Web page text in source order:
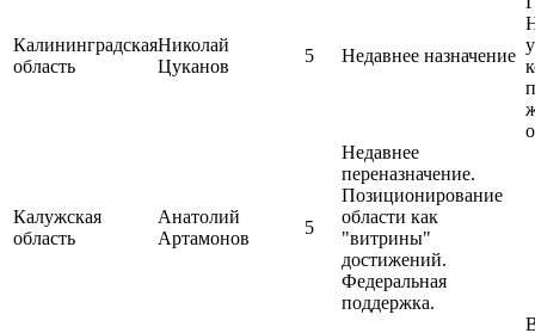
Калининградская
область
Николай
Цуканов
5 Недавнее назначение
Калужская
область
Анатолий
Артамонов
5
Недавнее
переназначение.
Позиционирование
области как
"витрины"
достижений.
Федеральная
поддержка.